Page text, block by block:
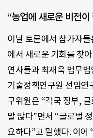
“농업에 새로운 비전이
이날 토론에서 참가자
에서 새로운 기회를 찾
연사들과 최재욱 법무
기술정책연구원 선임연
구위원은 “각국 정부,
말 많다”면서 “글로벌
요하다”고 말했다. 이어